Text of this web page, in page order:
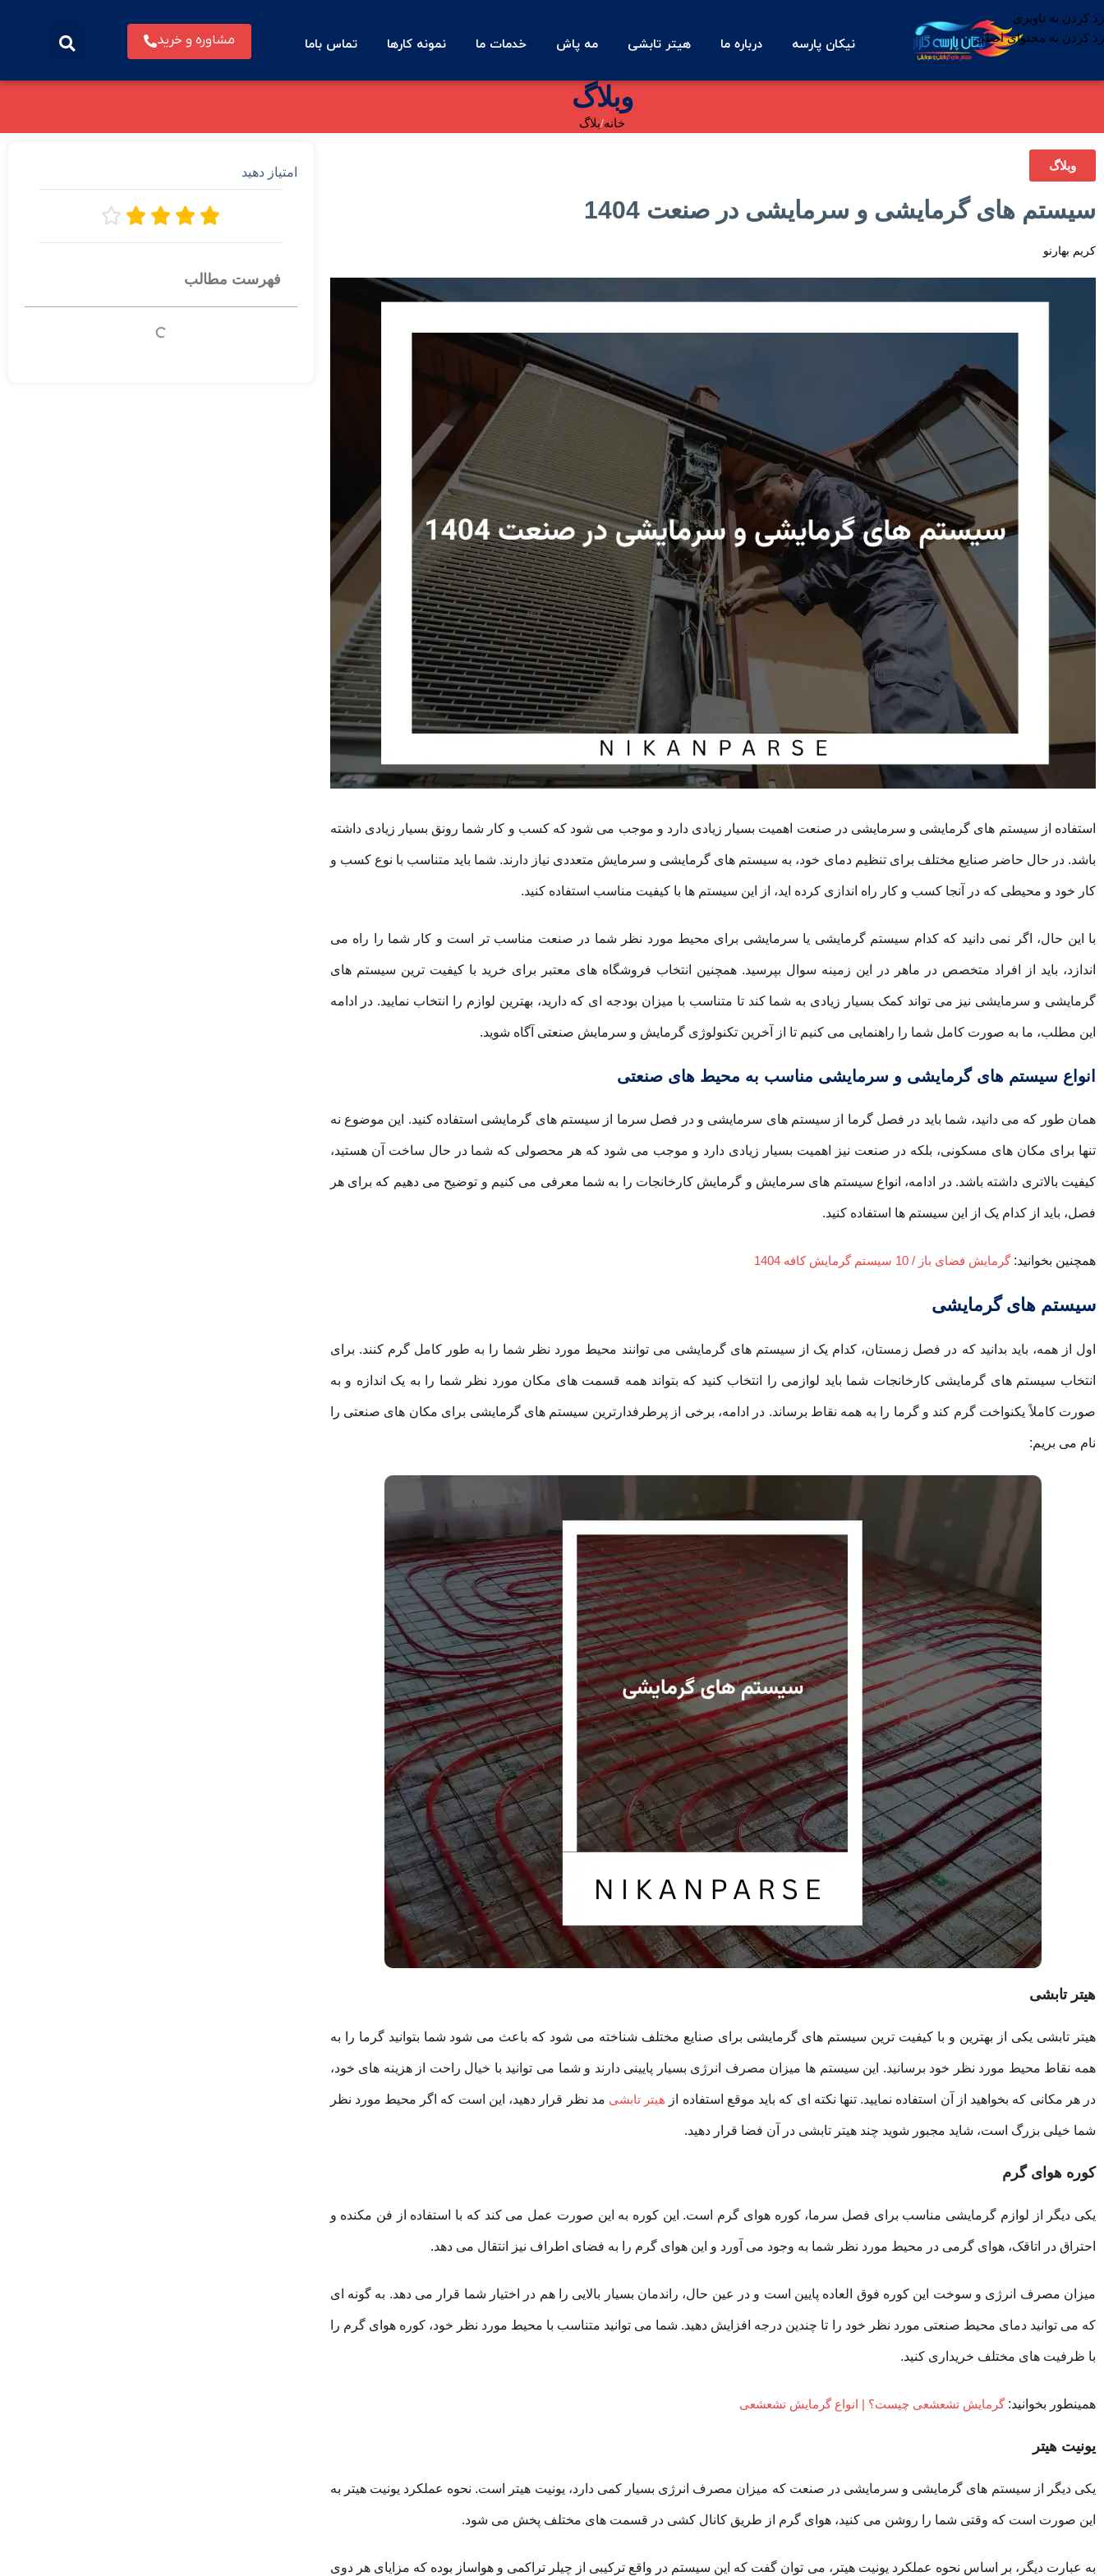
رد کردن به ناوبری
رد کردن به محتوای اصلی
نیکان پارسه درباره ما هیتر تابشی مه پاش خدمات ما نمونه کارها تماس باما مشاوره و خرید
وبلاگ
خانه بلاگ
وبلاگ
سیستم های گرمایشی و سرمایشی در صنعت 1404
کریم بهارنو
استفاده از سیستم های گرمایشی و سرمایشی در صنعت اهمیت بسیار زیادی دارد و موجب می شود که کسب و کار شما رونق بسیار زیادی داشته
باشد. در حال حاضر صنایع مختلف برای تنظیم دمای خود، به سیستم های گرمایشی و سرمایش متعددی نیاز دارند. شما باید متناسب با نوع کسب و
کار خود و محیطی که در آنجا کسب و کار راه اندازی کرده اید، از این سیستم ها با کیفیت مناسب استفاده کنید.
با این حال، اگر نمی دانید که کدام سیستم گرمایشی یا سرمایشی برای محیط مورد نظر شما در صنعت مناسب تر است و کار شما را راه می
اندازد، باید از افراد متخصص در ماهر در این زمینه سوال بپرسید. همچنین انتخاب فروشگاه های معتبر برای خرید با کیفیت ترین سیستم های
گرمایشی و سرمایشی نیز می تواند کمک بسیار زیادی به شما کند تا متناسب با میزان بودجه ای که دارید، بهترین لوازم را انتخاب نمایید. در ادامه
این مطلب، ما به صورت کامل شما را راهنمایی می کنیم تا از آخرین تکنولوژی گرمایش و سرمایش صنعتی آگاه شوید.
انواع سیستم های گرمایشی و سرمایشی مناسب به محیط های صنعتی
همان طور که می دانید، شما باید در فصل گرما از سیستم های سرمایشی و در فصل سرما از سیستم های گرمایشی استفاده کنید. این موضوع نه
تنها برای مکان های مسکونی، بلکه در صنعت نیز اهمیت بسیار زیادی دارد و موجب می شود که هر محصولی که شما در حال ساخت آن هستید،
کیفیت بالاتری داشته باشد. در ادامه، انواع سیستم های سرمایش و گرمایش کارخانجات را به شما معرفی می کنیم و توضیح می دهیم که برای هر
فصل، باید از کدام یک از این سیستم ها استفاده کنید.
همچنین بخوانید:گرمایش فضای باز / 10 سیستم گرمایش کافه 1404
سیستم های گرمایشی
اول از همه، باید بدانید که در فصل زمستان، کدام یک از سیستم های گرمایشی می توانند محیط مورد نظر شما را به طور کامل گرم کنند. برای
انتخاب سیستم های گرمایشی کارخانجات شما باید لوازمی را انتخاب کنید که بتواند همه قسمت های مکان مورد نظر شما را به یک اندازه و به
صورت کاملاً یکنواخت گرم کند و گرما را به همه نقاط برساند. در ادامه، برخی از پرطرفدارترین سیستم های گرمایشی برای مکان های صنعتی را
نام می بریم:
هیتر تابشی
هیتر تابشی یکی از بهترین و با کیفیت ترین سیستم های گرمایشی برای صنایع مختلف شناخته می شود که باعث می شود شما بتوانید گرما را به
همه نقاط محیط مورد نظر خود برسانید. این سیستم ها میزان مصرف انرژی بسیار پایینی دارند و شما می توانید با خیال راحت از هزینه های خود،
در هر مکانی که بخواهید از آن استفاده نمایید. تنها نکته ای که باید موقع استفاده از هیتر تابشی مد نظر قرار دهید، این است که اگر محیط مورد نظر
شما خیلی بزرگ است، شاید مجبور شوید چند هیتر تابشی در آن فضا قرار دهید.
کوره هوای گرم
یکی دیگر از لوازم گرمایشی مناسب برای فصل سرما، کوره هوای گرم است. این کوره به این صورت عمل می کند که با استفاده از فن مکنده و
احتراق در اتاقک، هوای گرمی در محیط مورد نظر شما به وجود می آورد و این هوای گرم را به فضای اطراف نیز انتقال می دهد.
میزان مصرف انرژی و سوخت این کوره فوق العاده پایین است و در عین حال، راندمان بسیار بالایی را هم در اختیار شما قرار می دهد. به گونه ای
که می توانید دمای محیط صنعتی مورد نظر خود را تا چندین درجه افزایش دهید. شما می توانید متناسب با محیط مورد نظر خود، کوره هوای گرم را
با ظرفیت های مختلف خریداری کنید.
همینطور بخوانید:گرمایش تشعشعی چیست؟ | انواع گرمایش تشعشعی
یونیت هیتر
یکی دیگر از سیستم های گرمایشی و سرمایشی در صنعت که میزان مصرف انرژی بسیار کمی دارد، یونیت هیتر است. نحوه عملکرد یونیت هیتر به
این صورت است که وقتی شما را روشن می کنید، هوای گرم از طریق کانال کشی در قسمت های مختلف پخش می شود.
به عبارت دیگر، بر اساس نحوه عملکرد یونیت هیتر، می توان گفت که این سیستم در واقع ترکیبی از چیلر تراکمی و هواساز بوده که مزایای هر دوی
امتیاز دهید





فهرست مطالب